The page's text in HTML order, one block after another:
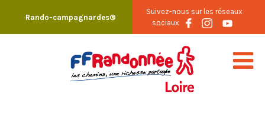
content
Rando-campagnardes®
Suivez-nous sur les réseaux
sociaux